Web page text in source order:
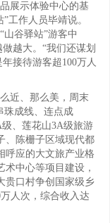
展示体验中心的基
工作人员毕靖说。
山谷驿站”游客中
越大。“我们还谋划
接待游客超100万人
近、那么美，周末
珠成线、连点成
、莲花山3A级旅游
、陈栅子区域现代都
呼应的大文旅产业格
中心等项目建设，
贵口村争创国家级乡
人次，综合收入达